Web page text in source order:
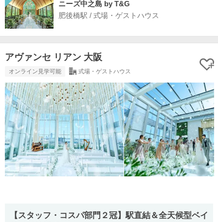
ニーズ中之島 by T&G
肥後橋駅 / 式場・ゲストハウス
アヴァンセ リアン 大阪
オンライン見学可能 式場・ゲストハウス
【スタッフ・コスパ部門２冠】駅直結＆全天候型ベイ